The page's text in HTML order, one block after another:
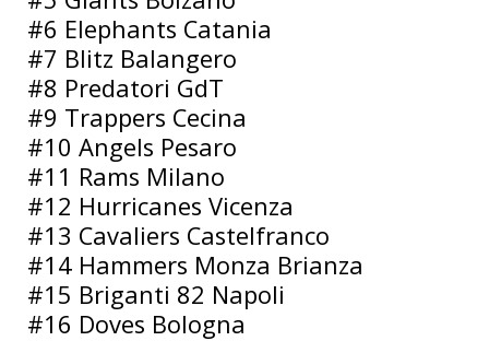
#6 Elephants Catania
#7 Blitz Balangero
#8 Predatori GdT
#9 Trappers Cecina
#10 Angels Pesaro
#11 Rams Milano
#12 Hurricanes Vicenza
#13 Cavaliers Castelfranco
#14 Hammers Monza Brianza
#15 Briganti 82 Napoli
#16 Doves Bologna